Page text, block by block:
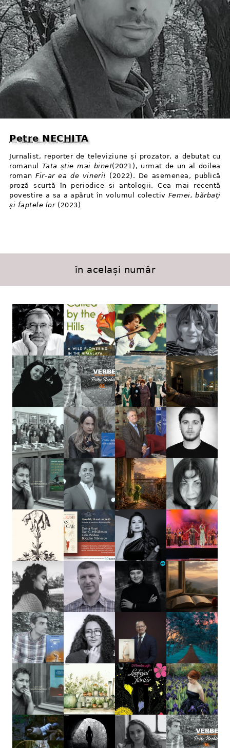
Petre NECHITA
Jurnalist, reporter de televiziune și prozator, a debutat cu
romanul Tata știe mai bine!(2021), urmat de un al doilea
romanFir⁠-⁠ar ea de vineri! (2022). De asemenea, publică
proză scurtă în periodice si antologii. Cea mai recentă
povestire a sa a apărut în volumul colectiv Femei, bărbați
și faptele lor(2023)
în același număr